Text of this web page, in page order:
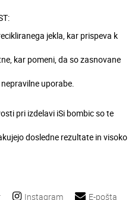
jekla, kar prispeva k
kar pomeni, da so zasnovane
uporabe.
pri izdelavi iSi bombic so te
dosledne rezultate in visoko
Instagram E-pošta